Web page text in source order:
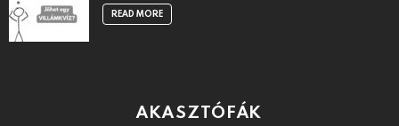
READ MORE
AKASZTÓFÁK